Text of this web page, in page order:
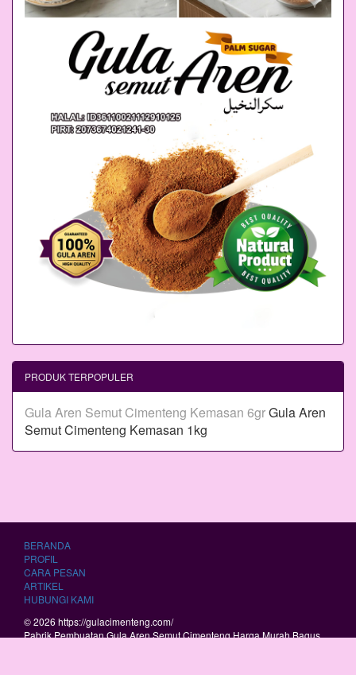
PRODUK TERPOPULER
Gula Aren Semut Cimenteng Kemasan 6grGula Aren
Semut Cimenteng Kemasan 1kg
BERANDA
PROFIL
CARA PESAN
ARTIKEL
HUBUNGI KAMI
© 2026 https://gulacimenteng.com/
Pabrik Pembuatan Gula Aren Semut Cimenteng Harga Murah Bagus